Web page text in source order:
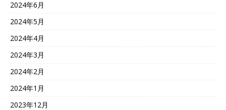
2024年6月
2024年5月
2024年4月
2024年3月
2024年2月
2024年1月
2023年12月